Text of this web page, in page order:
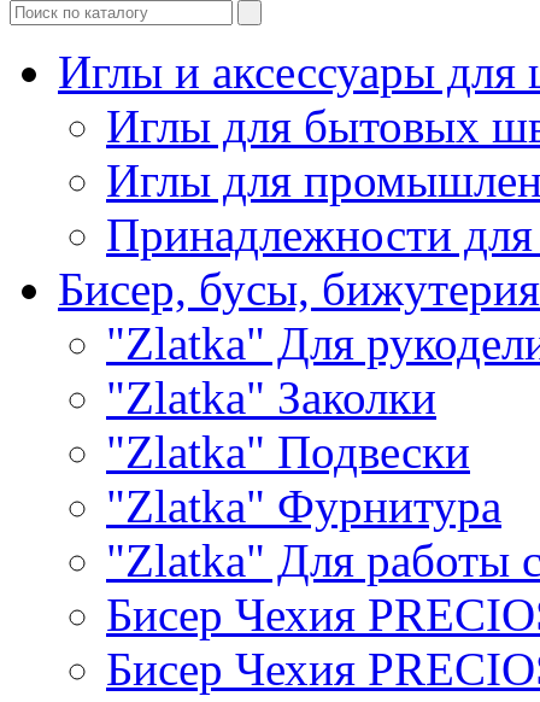
Иглы и аксессуары
Иглы для бытовых
Иглы для
Принадлежности
Бисер, бусы, бижутерия
"Zlatka" Для
"Zlatka" Заколки
"Zlatka" Подвески
"Zlatka" Фурнитура
"Zlatka" Для работы
Бисер Чехия
Бисер Чехия